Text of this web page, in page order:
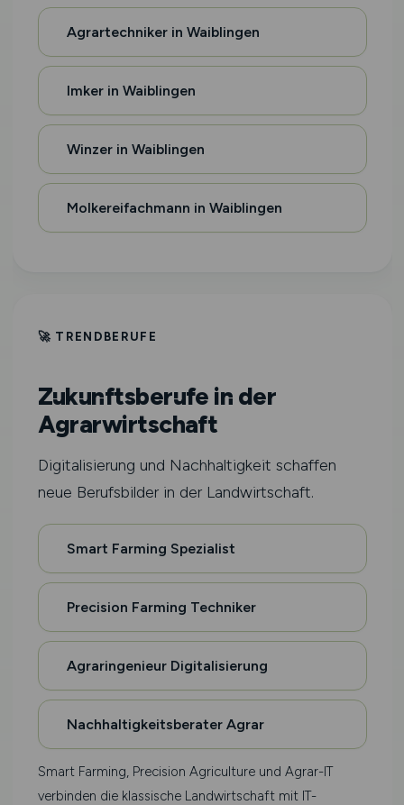
Agrartechniker in Waiblingen
Imker in Waiblingen
Winzer in Waiblingen
Molkereifachmann in Waiblingen
🚀 TRENDBERUFE
Zukunftsberufe in der
Agrarwirtschaft
Digitalisierung und Nachhaltigkeit schaffen
neue Berufsbilder in der Landwirtschaft.
Smart Farming Spezialist
Precision Farming Techniker
Agraringenieur Digitalisierung
Nachhaltigkeitsberater Agrar
Smart Farming, Precision Agriculture und Agrar-IT
verbinden die klassische Landwirtschaft mit IT-